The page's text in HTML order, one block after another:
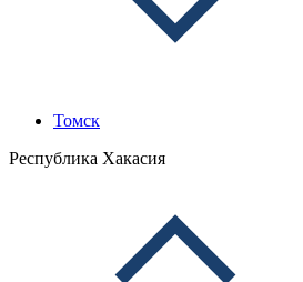
Томск
Республика Хакасия